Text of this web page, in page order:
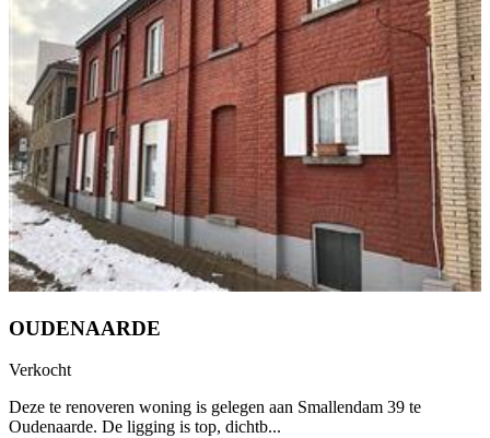
OUDENAARDE
Verkocht
Deze te renoveren woning is gelegen aan Smallendam 39 te
Oudenaarde. De ligging is top, dichtb...